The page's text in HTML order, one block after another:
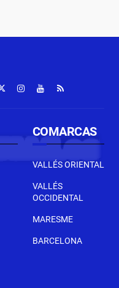
COMARCAS
VALLÉS ORIENTAL
VALLÉS
OCCIDENTAL
MARESME
BARCELONA